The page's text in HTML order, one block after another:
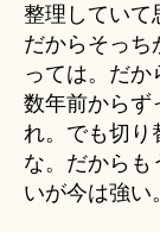
整理していて
だからそっち
っては。だか
数年前からず
れ。でも切り
な。だからも
いが今は強い。